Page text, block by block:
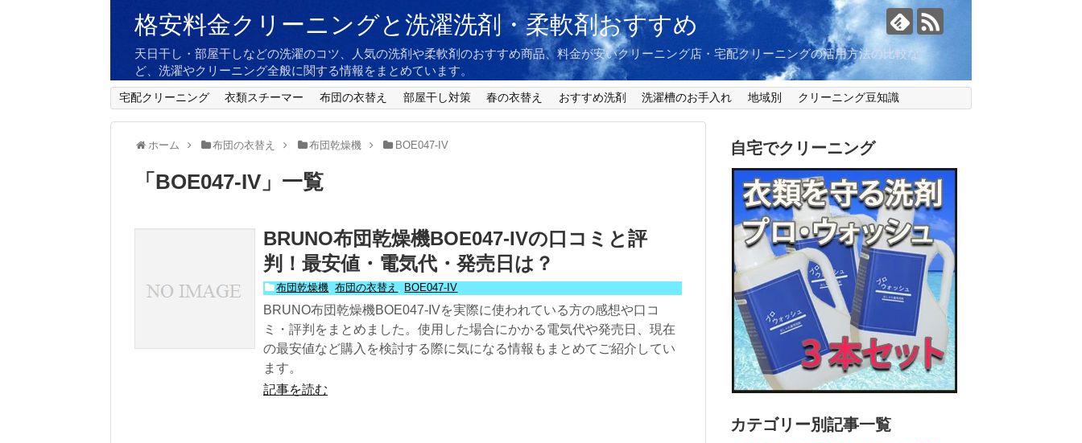
格安料金クリーニングと洗濯洗剤・柔軟剤おすすめ
天日干し・部屋干しなどの洗濯のコツ、人気の洗剤や柔軟剤のおすすめ商品、料金が安いクリーニング店・宅配クリーニングの活用方法の比較な
ど、洗濯やクリーニング全般に関する情報をまとめています。
宅配クリーニング 衣類スチーマー 布団の衣替え 部屋干し対策 春の衣替え おすすめ洗剤 洗濯槽のお手入れ 地域別 クリーニング豆知識
ホーム 布団の衣替え 布団乾燥機 BOE047-IV
「 BOE047-IV 」 一覧
BRUNO布団乾燥機BOE047-IVの口コミと評
判！最安値・電気代・発売日は？
布団乾燥機 ,布団の衣替え BOE047-IV
BRUNO布団乾燥機BOE047-IVを実際に使われている方の感想や口コ
ミ・評判をまとめました。使用した場合にかかる電気代や発売日、現在
の最安値など購入を検討する際に気になる情報もまとめてご紹介してい
ます。
記事を読む
自宅でクリーニング
カテゴリー別記事一覧